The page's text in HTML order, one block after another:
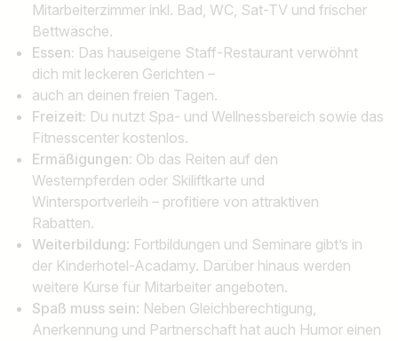
Mitarbeiterzimmer inkl. Bad, WC, Sat-TV und frischer
Bettwäsche.
Essen: Das hauseigene Staff-Restaurant verwöhnt
dich mit leckeren Gerichten –
auch an deinen freien Tagen.
Freizeit: Du nutzt Spa- und Wellnessbereich sowie das
Fitnesscenter kostenlos.
Ermäßigungen: Ob das Reiten auf den
Westernpferden oder Skiliftkarte und
Wintersportverleih – profitiere von attraktiven
Rabatten.
Weiterbildung: Fortbildungen und Seminare gibt’s in
der Kinderhotel-Acadamy. Darüber hinaus werden
weitere Kurse für Mitarbeiter angeboten.
Spaß muss sein: Neben Gleichberechtigung,
Anerkennung und Partnerschaft hat auch Humor einen